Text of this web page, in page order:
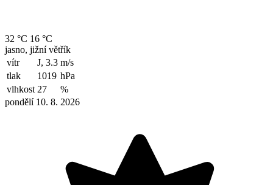
32 °C 16 °C
jasno, jižní větřík
vítr
J, 3.3 m/s
tlak
1019 hPa
vlhkost 27
%
pondělí 10. 8. 2026